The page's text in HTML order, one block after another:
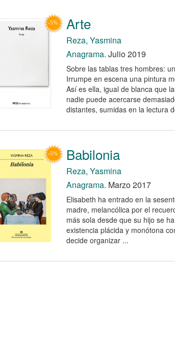
Arte
Reza, Yasmina
Anagrama. Julio 2019
Sobre las tablas tres hombres:
Irrumpe en escena una pintura
Así es ella, igual de blanca que
nadie puede acercarse
distantes, sumidas en la lectura
Babilonia
Reza, Yasmina
Anagrama. Marzo 2017
Elisabeth ha entrado en la
madre, melancólica por el
más sola desde que su hijo se
existencia plácida y monótona
decide organizar ...